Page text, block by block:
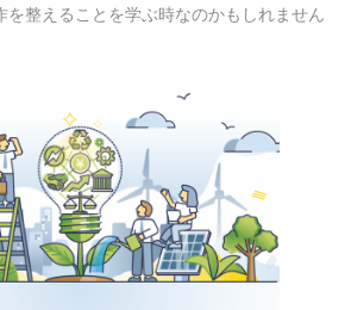
を整えることを学ぶ時なのかもしれません